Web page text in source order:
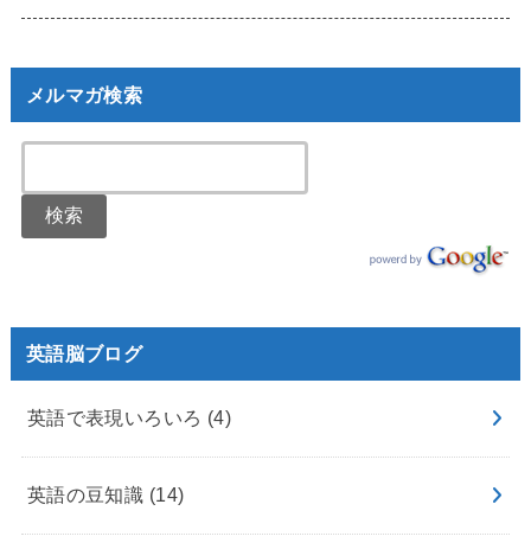
メルマガ検索
英語脳ブログ
英語で表現いろいろ (4)
英語の豆知識 (14)